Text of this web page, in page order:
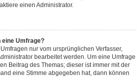
einen Administrator.
eine Umfrage?
nur vom ursprünglichen Verfasser,
bearbeitet werden. Um eine Umfrage
Beitrag des Themas; dieser ist immer mit der
eine Stimme abgegeben hat, dann können